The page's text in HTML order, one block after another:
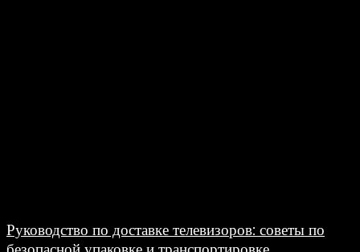
Руководство по доставке телевизоров: советы по